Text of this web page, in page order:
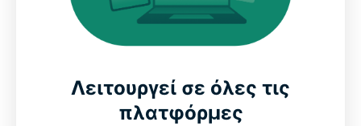
Λειτουργεί σε όλες τις
πλατφόρμες